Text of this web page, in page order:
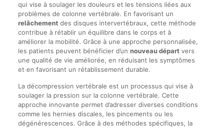
qui vise à soulager les douleurs et les tensions liées aux
problèmes de colonne vertébrale. En favorisant un
relâchementdes disques intervertébraux, cette méthode
contribue à rétablir un équilibre dans le corps et à
améliorer la mobilité. Grâce à une approche personnalisée,
les patients peuvent bénéficier d’un nouveau départvers
une qualité de vie améliorée, en réduisant les symptômes
et en favorisant un rétablissement durable.
La décompression vertébrale est un processus qui vise à
soulager la pression sur la colonne vertébrale. Cette
approche innovante permet d’adresser diverses conditions
comme les hernies discales, les pincements ou les
dégénérescences. Grâce à des méthodes spécifiques, la